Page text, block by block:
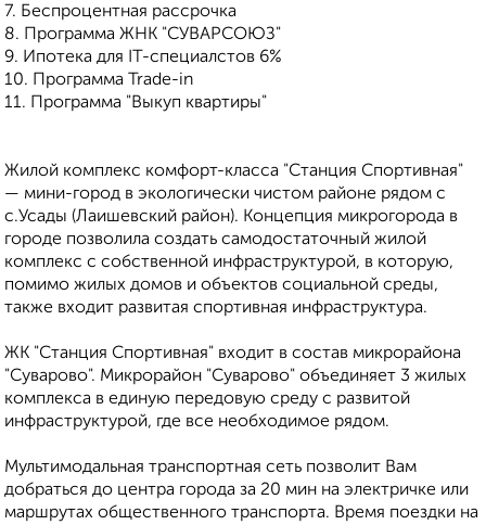
7. Беспроцентная рассрочка
8. Программа ЖНК "СУВАРСОЮЗ"
9. Ипотека для IT-специалстов 6%
10. Программа Trade-in
11. Программа "Выкуп квартиры"
Жилой комплекс комфорт-класса "Станция Спортивная"
— мини-город в экологически чистом районе рядом с
с.Усады (Лаишевский район). Концепция микрогорода в
городе позволила создать самодостаточный жилой
комплекс с собственной инфраструктурой, в которую,
помимо жилых домов и объектов социальной среды,
также входит развитая спортивная инфраструктура.
ЖК "Станция Спортивная" входит в состав микрорайона
"Суварово". Микрорайон "Суварово" объединяет 3 жилых
комплекса в единую передовую среду с развитой
инфраструктурой, где все необходимое рядом.
Мультимодальная транспортная сеть позволит Вам
добраться до центра города за 20 мин на электричке или
маршрутах общественного транспорта. Время поездки на